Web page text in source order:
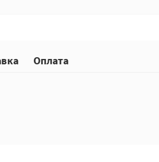
Оплата